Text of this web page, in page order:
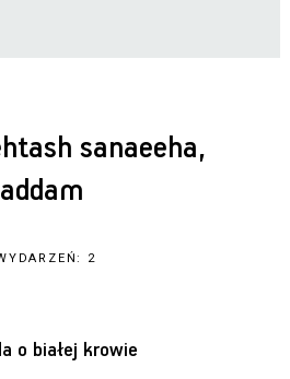
sanaeeha,
2
o białej krowie